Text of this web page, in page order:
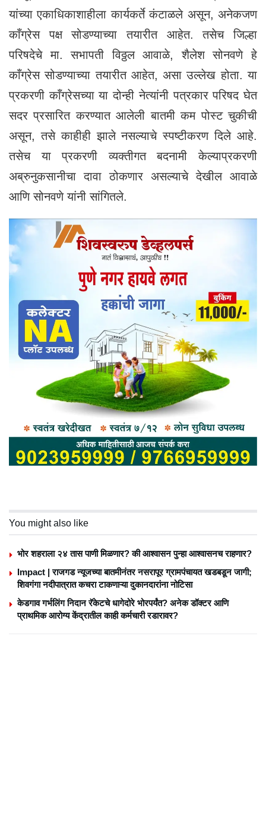
यांच्या एकाधिकाशाहीला कार्यकर्ते कंटाळले असून, अनेकजण
काँग्रेस पक्ष सोडण्याच्या तयारीत आहेत. तसेच जिल्हा
परिषदेचे मा. सभापती विठ्ठल आवाळे, शैलेश सोनवणे हे
काँग्रेस सोडण्याच्या तयारीत आहेत, असा उल्लेख होता. या
प्रकरणी काँग्रेसच्या या दोन्ही नेत्यांनी पत्रकार परिषद घेत
सदर प्रसारित करण्यात आलेली बातमी कम पोस्ट चुकीची
असून, तसे काहीही झाले नसल्याचे स्पष्टीकरण दिले आहे.
तसेच या प्रकरणी व्यक्तीगत बदनामी केल्याप्रकरणी
अब्रुनुकसानीचा दावा ठोकणार असल्याचे देखील आवाळे
आणि सोनवणे यांनी सांगितले.
You might also like
भोर शहराला २४ तास पाणी मिळणार? की आश्वासन पुन्हा आश्वासनच राहणार?
Impact | राजगड न्यूजच्या बातमीनंतर नसरापूर ग्रामपंचायत खडबडून जागी;
शिवगंगा नदीपात्रात कचरा टाकणाऱ्या दुकानदारांना नोटिसा
केडगाव गर्भलिंग निदान रॅकेटचे धागेदोरे भोरपर्यंत? अनेक डॉक्टर आणि
प्राथमिक आरोग्य केंद्रातील काही कर्मचारी रडारावर?